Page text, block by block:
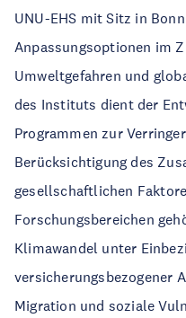
UNU-EHS mit Sitz in
Anpassungsoptionen im
Umweltgefahren und
des Instituts dient der
Programmen zur
Berücksichtigung des
gesellschaftlichen
Forschungsbereichen
Klimawandel unter
versicherungsbezogener
Migration und soziale